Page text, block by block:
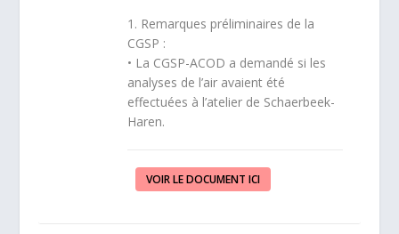
1. Remarques préliminaires de la
CGSP :
• La CGSP-ACOD a demandé si les
analyses de l’air avaient été
effectuées à l’atelier de Schaerbeek-
Haren.
VOIR LE DOCUMENT ICI